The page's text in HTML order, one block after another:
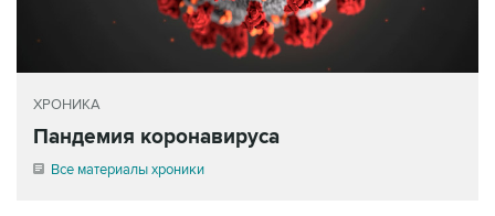
ХРОНИКА
Пандемия коронавируса
Все материалы хроники